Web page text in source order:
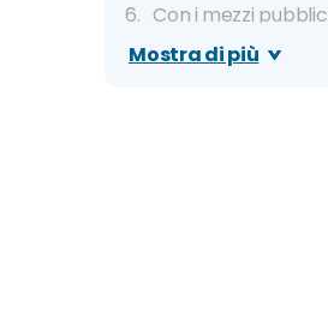
Con i mezzi
Metro
Mostra di più